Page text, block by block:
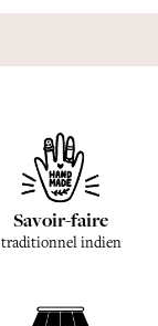
Savoir-faire
traditionnel indien